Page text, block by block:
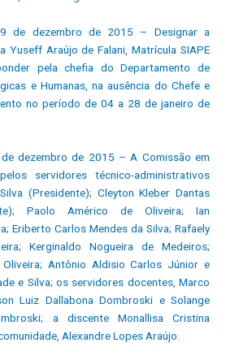
de dezembro de 2015 – Designar a
Yuseff Araújo de Falani, Matrícula SIAPE
pela chefia do Departamento de
e Humanas, na ausência do Chefe e
no período de 04 a 28 de janeiro de
dezembro de 2015 – A Comissão em
servidores técnico-administrativos
(Presidente); Cleyton Kleber Dantas
Paolo Américo de Oliveira; Ian
Eriberto Carlos Mendes da Silva; Rafaely
Kerginaldo Nogueira de Medeiros;
Antônio Aldisio Carlos Júnior e
e Silva; os servidores docentes, Marco
Luiz Dallabona Dombroski e Solange
a discente Monallisa Cristina
Alexandre Lopes Araújo.